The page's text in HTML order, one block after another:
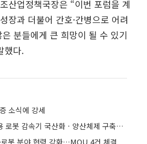
산업정책국장은 “이번 포럼을 계
장과 더불어 간호·간병으로 어려
분들에게 큰 희망이 될 수 있기
했다.
소식에 강세
티피씨글로벌, 중용 로봇 감속기 국산화ㆍ양산체제 구축…“초기 매출 발생”
로봇 분야 협력 강화…MOU 4건 체결